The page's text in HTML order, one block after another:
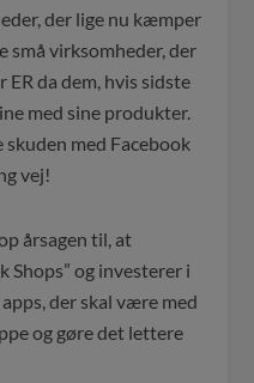
der lige nu kæmper
små virksomheder, der
ER da dem, hvis sidste
med sine produkter.
med Facebook
vej!
årsagen til, at
Shops” og investerer i
der skal være med
og gøre det lettere